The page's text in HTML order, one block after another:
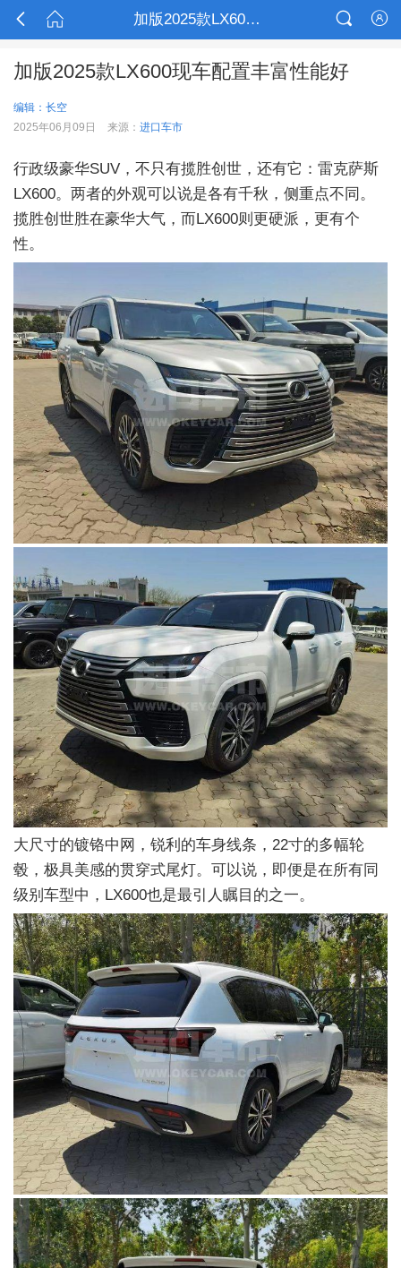
  加版2025款LX600现车配置丰富性能好 

加版2025款LX600现车配置丰富性能好
编辑：长空
2025年06月09日
来源： 进口车市
行政级豪华SUV，不只有揽胜创世，还有它：雷克萨斯
LX600。两者的外观可以说是各有千秋，侧重点不同。
揽胜创世胜在豪华大气，而LX600则更硬派，更有个
性。
大尺寸的镀铬中网，锐利的车身线条，22寸的多幅轮
毂，极具美感的贯穿式尾灯。可以说，即便是在所有同
级别车型中，LX600也是最引人瞩目的之一。